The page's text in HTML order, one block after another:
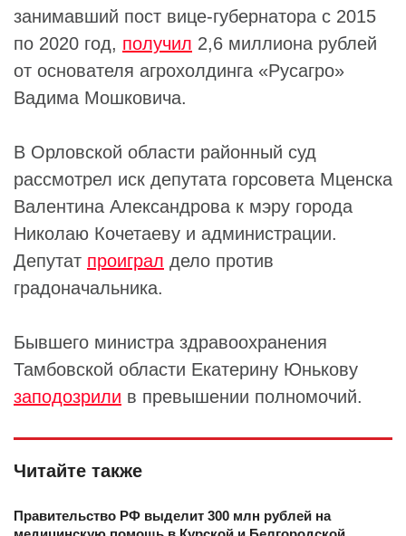
занимавший пост вице-губернатора с 2015
по 2020 год, получил 2,6 миллиона рублей
от основателя агрохолдинга «Русагро»
Вадима Мошковича.
В Орловской области районный суд
рассмотрел иск депутата горсовета Мценска
Валентина Александрова к мэру города
Николаю Кочетаеву и администрации.
Депутат проиграл дело против
градоначальника.
Бывшего министра здравоохранения
Тамбовской области Екатерину Юнькову
заподозрили в превышении полномочий.
Читайте также
Правительство РФ выделит 300 млн рублей на